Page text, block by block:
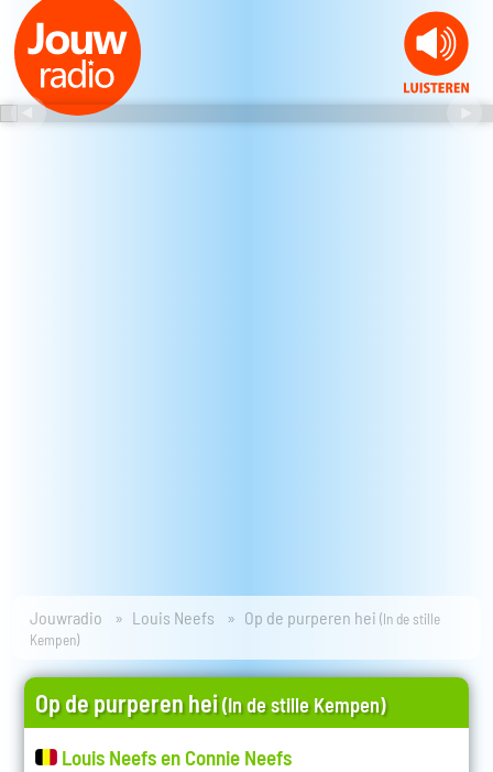
Jouwradio Louis Neefs Op de purperen hei(In de stille
Kempen)
Op de purperen hei(In de stille Kempen)
Louis Neefs en Connie Neefs